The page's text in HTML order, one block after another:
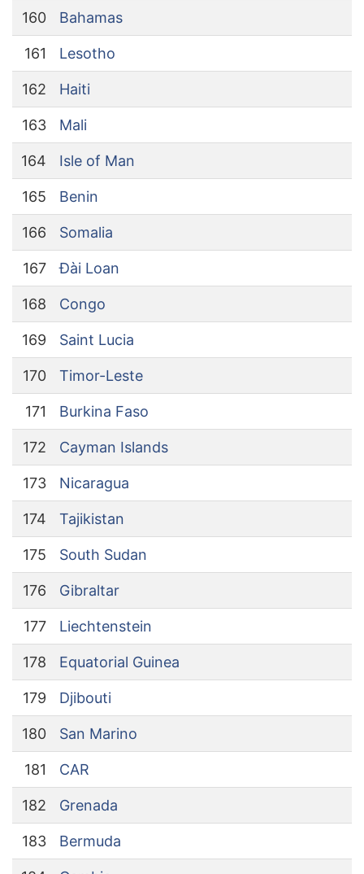
160 Bahamas
161 Lesotho
162 Haiti
163 Mali
164 Isle of Man
165 Benin
166 Somalia
167 Đài Loan
168 Congo
169 Saint Lucia
170 Timor-Leste
171 Burkina Faso
172 Cayman Islands
173 Nicaragua
174 Tajikistan
175 South Sudan
176 Gibraltar
177 Liechtenstein
178 Equatorial Guinea
179 Djibouti
180 San Marino
181 CAR
182 Grenada
183 Bermuda